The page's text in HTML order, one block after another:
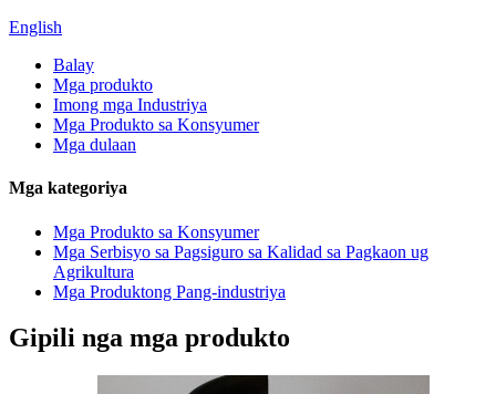
English
Balay
Mga produkto
Imong mga Industriya
Mga Produkto sa Konsyumer
Mga dulaan
Mga kategoriya
Mga Produkto sa Konsyumer
Mga Serbisyo sa Pagsiguro sa Kalidad sa Pagkaon ug
Agrikultura
Mga Produktong Pang-industriya
Gipili nga mga produkto